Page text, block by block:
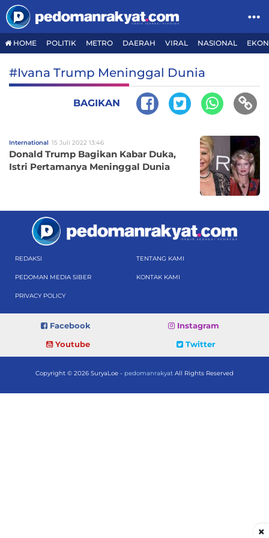
HOME POLITIK METRO DAERAH VIRAL NASIONAL
#Ivana Trump Meninggal Dunia
BAGIKAN
International 15 Juli 2022 13:46
Donald Trump Bagikan Kabar Duka,
Istri Pertamanya Meninggal Dunia
REDAKSI TENTANG KAMI
PEDOMAN MEDIA SIBER KONTAK KAMI
PRIVACY POLICY
Facebook
Instagram
Youtube
Twitter
Copyright © 2026 SuryaLoe - pedomanrakyat All Rights Reserved
×